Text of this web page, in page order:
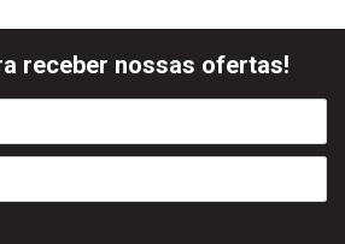
receber nossas ofertas!